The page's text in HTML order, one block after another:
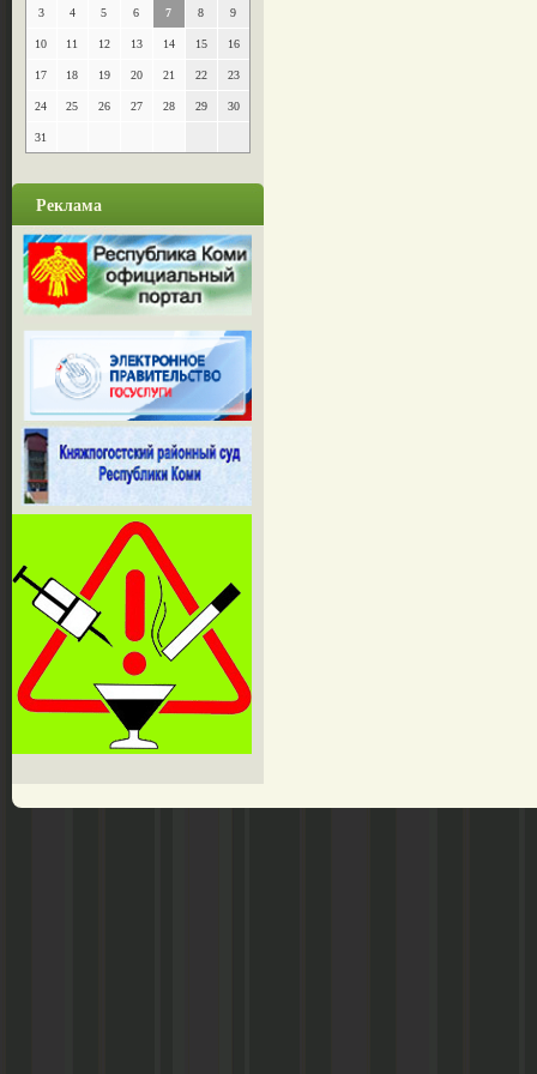
3 4 5 6 7 8 9
10 11 12 13 14 15 16
17 18 19 20 21 22 23
24 25 26 27 28 29 30
31
Реклама